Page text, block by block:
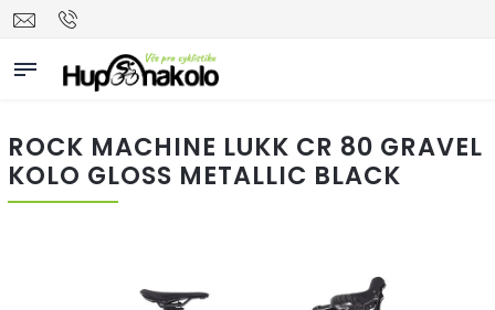
ROCK MACHINE LUKK CR 80 GRAVEL
KOLO GLOSS METALLIC BLACK